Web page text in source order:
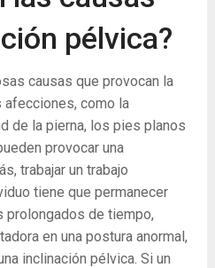
pélvica?
causas que provocan la
afecciones, como la
de la pierna, los pies planos
provocar una
trabajar un trabajo
tiene que permanecer
prolongados de tiempo,
en una postura anormal,
inclinación pélvica. Si un